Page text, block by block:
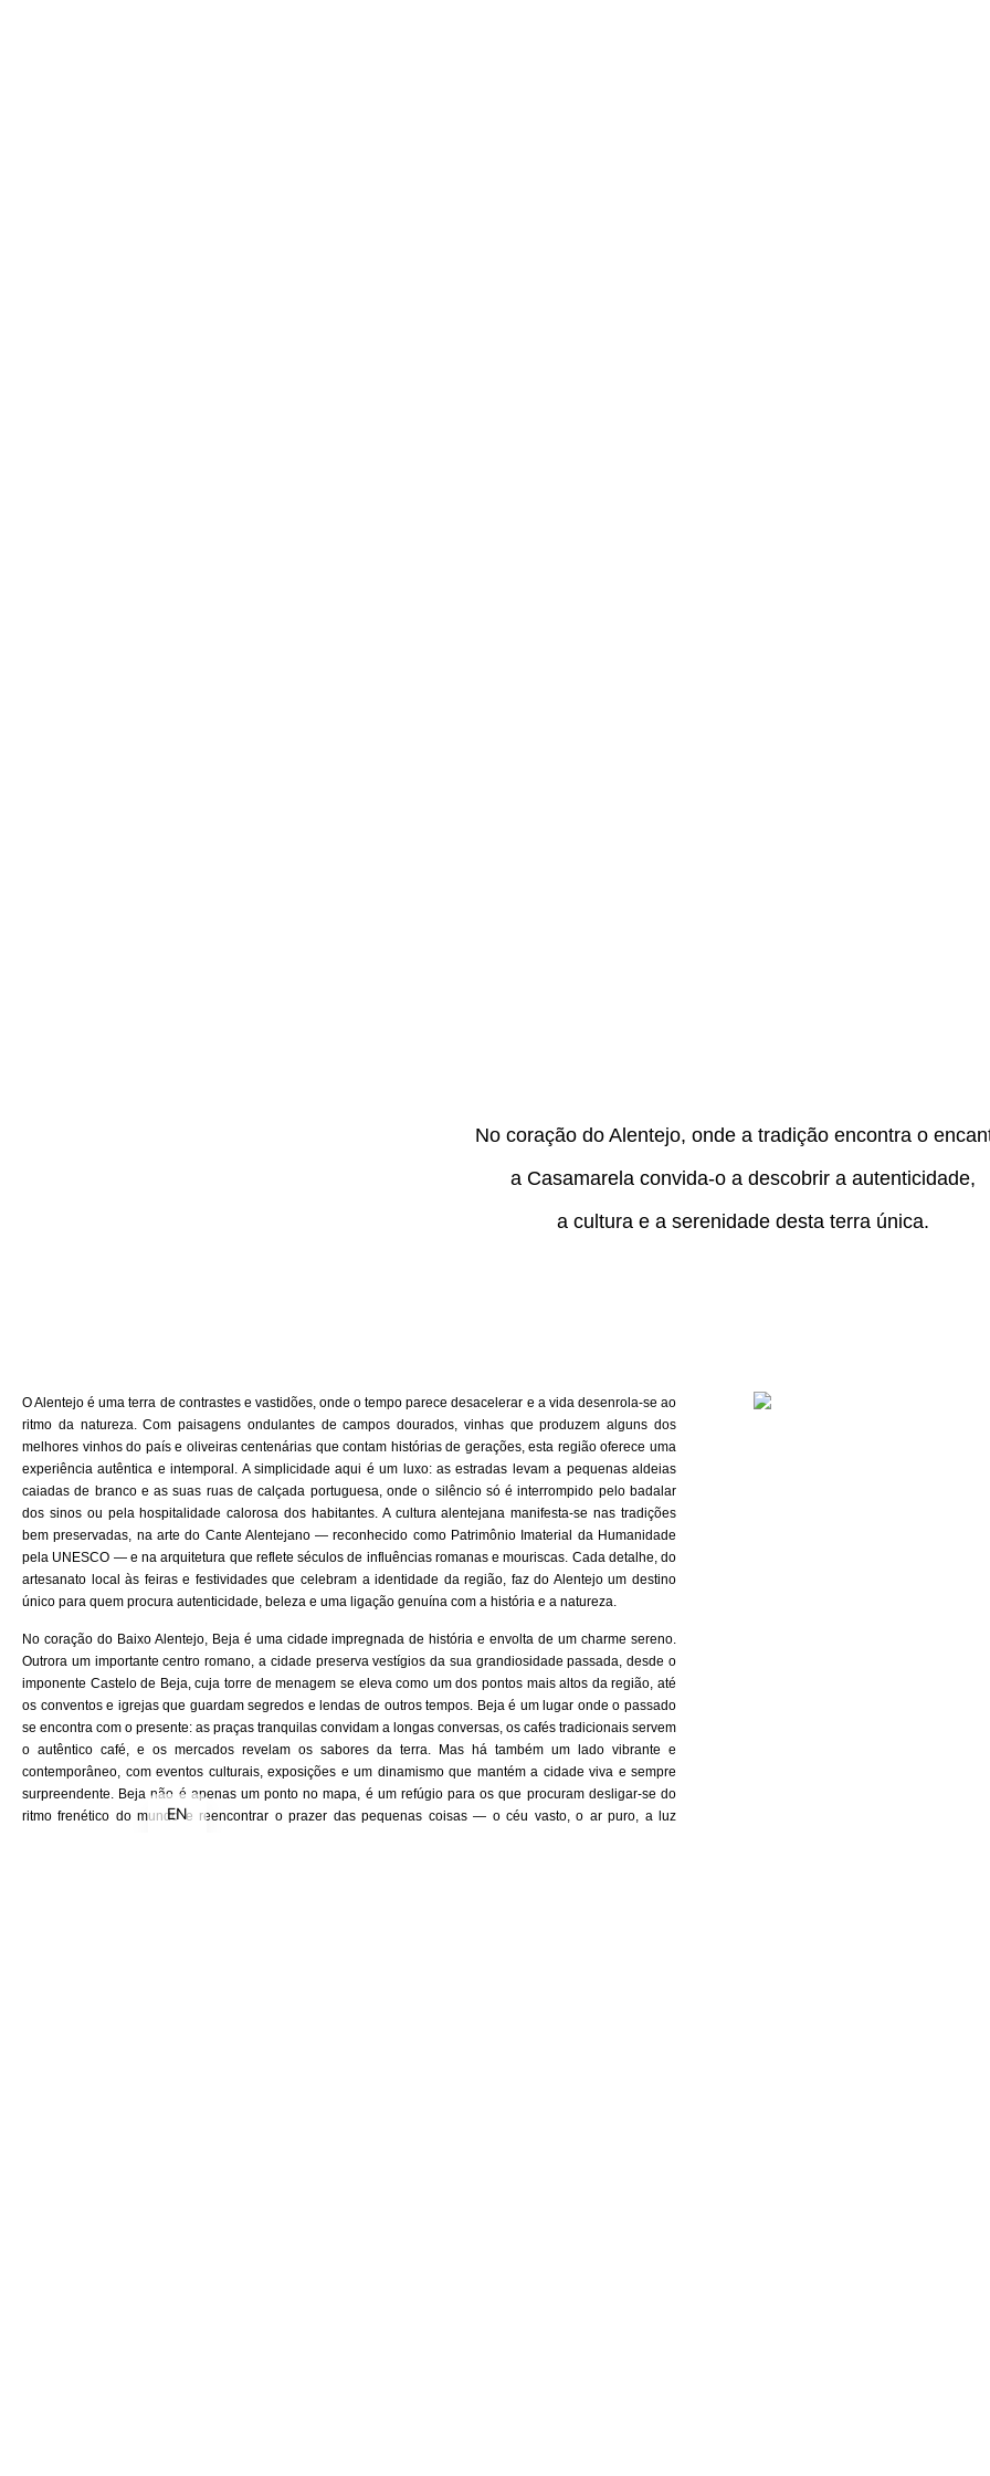
No coração do Alentejo, onde a tradição encontra o
a Casamarela convida-o a descobrir a autenticidade,
a cultura e a serenidade desta terra única.
O Alentejo é uma terra de contrastes e vastidões, onde o tempo parece desacelerar e a vida desenrola-se ao
ritmo da natureza. Com paisagens ondulantes de campos dourados, vinhas que produzem alguns dos
melhores vinhos do país e oliveiras centenárias que contam histórias de gerações, esta região oferece uma
experiência autêntica e intemporal. A simplicidade aqui é um luxo: as estradas levam a pequenas aldeias
caiadas de branco e as suas ruas de calçada portuguesa, onde o silêncio só é interrompido pelo badalar
dos sinos ou pela hospitalidade calorosa dos habitantes. A cultura alentejana manifesta-se nas tradições
bem preservadas, na arte do Cante Alentejano — reconhecido como Patrimônio Imaterial da Humanidade
pela UNESCO — e na arquitetura que reflete séculos de influências romanas e mouriscas. Cada detalhe, do
artesanato local às feiras e festividades que celebram a identidade da região, faz do Alentejo um destino
único para quem procura autenticidade, beleza e uma ligação genuína com a história e a natureza.
No coração do Baixo Alentejo, Beja é uma cidade impregnada de história e envolta de um charme sereno.
Outrora um importante centro romano, a cidade preserva vestígios da sua grandiosidade passada, desde o
imponente Castelo de Beja, cuja torre de menagem se eleva como um dos pontos mais altos da região, até
os conventos e igrejas que guardam segredos e lendas de outros tempos. Beja é um lugar onde o passado
se encontra com o presente: as praças tranquilas convidam a longas conversas, os cafés tradicionais servem
o autêntico café, e os mercados revelam os sabores da terra. Mas há também um lado vibrante e
contemporâneo, com eventos culturais, exposições e um dinamismo que mantém a cidade viva e sempre
surpreendente. Beja não é apenas um ponto no mapa, é um refúgio para os que procuram desligar-se do
ritmo frenético do mundo e reencontrar o prazer das pequenas coisas — o céu vasto, o ar puro, a luz
EN